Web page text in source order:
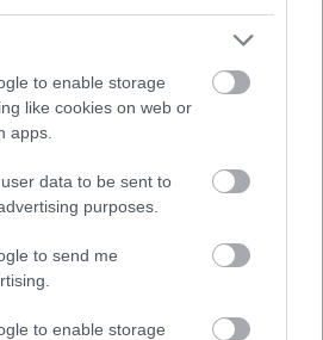
to enable storage
like cookies on web or
apps.
data to be sent to
purposes.
to send me
to enable storage